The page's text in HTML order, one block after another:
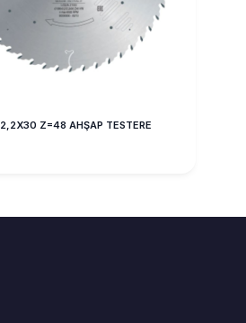
Z=48 AHŞAP TESTERE